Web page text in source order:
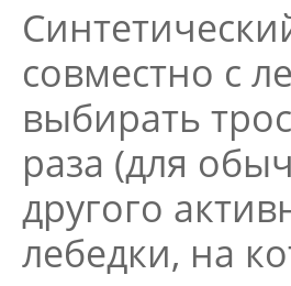
совместно с
выбирать
раза (для
другого
лебедки, на